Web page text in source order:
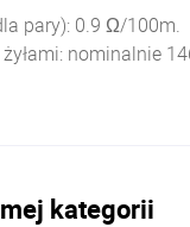
pary): 0.9 Ω/100m.
nominalnie
kategorii